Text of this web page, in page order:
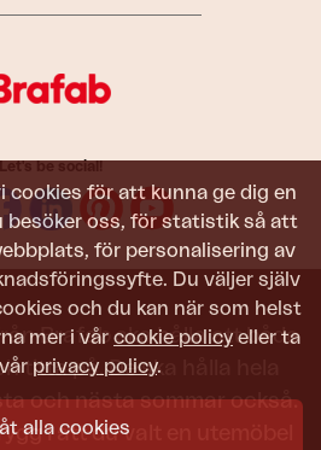
cookies för att kunna ge dig en
besöker oss, för statistik så att
för personalisering av
Du väljer själv
och du kan när som helst
mer i vår cookie policy eller ta
privacy policy.
alla cookies
Let's be social!
Brafab ska hålla att både
titta på. De ska hålla hela
och nästa sommar också.
i att du valt en utemöbel